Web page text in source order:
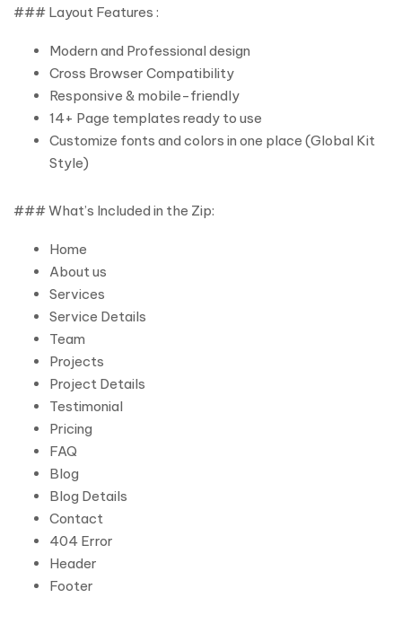
### Layout Features :
Modern and Professional design
Cross Browser Compatibility
Responsive & mobile-friendly
14+ Page templates ready to use
Customize fonts and colors in one place (Global Kit
Style)
### What’s Included in the Zip:
Home
About us
Services
Service Details
Team
Projects
Project Details
Testimonial
Pricing
FAQ
Blog
Blog Details
Contact
404 Error
Header
Footer